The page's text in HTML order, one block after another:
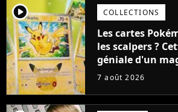
player2 COLLECTIONS
Les cartes
les scalpers ?
géniale d'un
ruiner les
7 août 2026